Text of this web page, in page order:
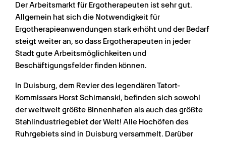
Der Arbeitsmarkt für Ergotherapeuten ist sehr gut.
Allgemein hat sich die Notwendigkeit für
Ergotherapieanwendungen stark erhöht und der Bedarf
steigt weiter an, so dass Ergotherapeuten in jeder
Stadt gute Arbeitsmöglichkeiten und
Beschäftigungsfelder finden können.
In Duisburg, dem Revier des legendären Tatort-
Kommissars Horst Schimanski, befinden sich sowohl
der weltweit größte Binnenhafen als auch das größte
Stahlindustriegebiet der Welt! Alle Hochöfen des
Ruhrgebiets sind in Duisburg versammelt. Darüber